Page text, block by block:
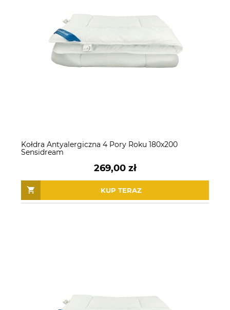
Kołdra Antyalergiczna 4 Pory Roku 180x200
Sensidream
269,00 zł
KUP TERAZ